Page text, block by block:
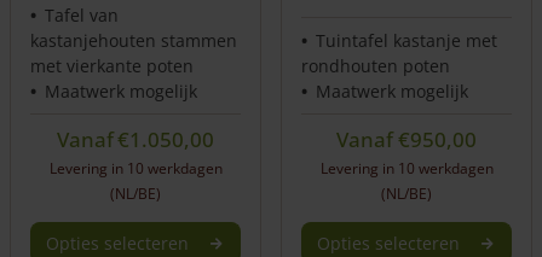
Tafel van
kastanjehouten stammen
met vierkante poten
Maatwerk mogelijk
Vanaf€1.050,00
Levering in 10 werkdagen
(NL/BE)
Opties selecteren
Tuintafel kastanje met
rondhouten poten
Maatwerk mogelijk
Vanaf€950,00
Levering in 10 werkdagen
(NL/BE)
Opties selecteren